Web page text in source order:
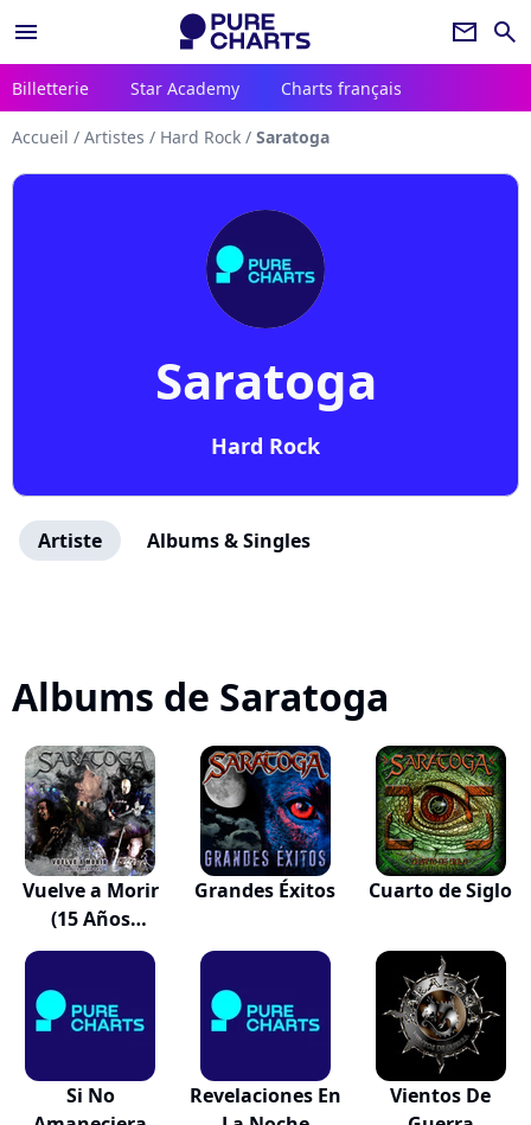
menu newsletter search
Billetterie Star Academy Charts français
Accueil / Artistes / Hard Rock / Saratoga
Saratoga
Hard Rock
Artiste Albums & Singles
Albums de Saratoga
Vuelve a Morir
(15 Años
Después)
Grandes Éxitos Cuarto de Siglo
Si No
Revelaciones En
Vientos De